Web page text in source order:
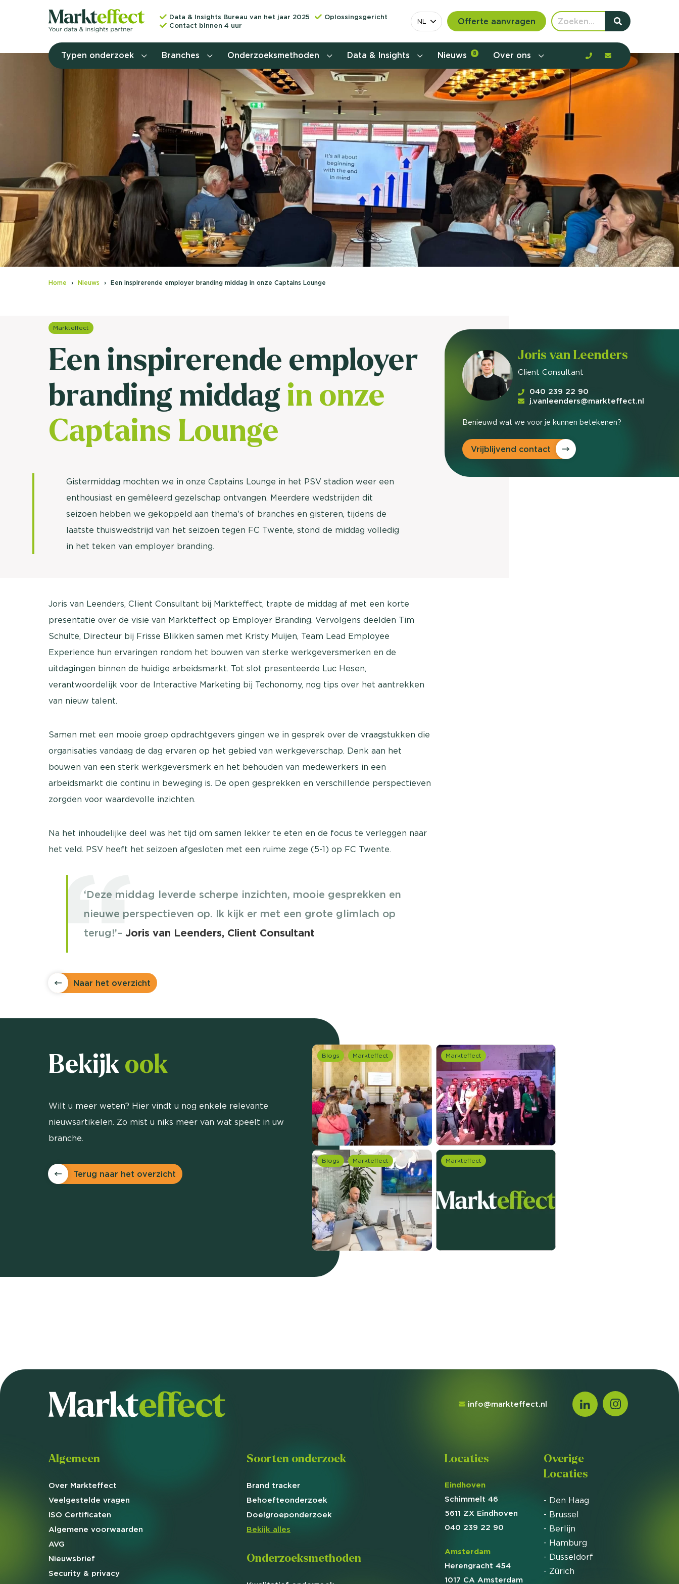
Data & Insights Bureau van het jaar 2025
Oplossingsgericht
Contact binnen 4 uur
NL Offerte aanvragen
Typen onderzoek
Behoefteonderzoek
Customer journey onderzoek
Customer value proposition
Doelgroeponderzoek
Naamsbekendheidonderzoek
Nationaal Studiekeuze
Onderzoek (NSKO)
Usage & attitude onderzoek
UX-onderzoek
Relevantere communicatie en aanbod door de
customer journey, de barrières en gedrag in kaart te
brengen. Benieuwd hoe?
Stefan Klomp
Client Consultant
Branches Onderzoeksmethoden Data & Insights Nieuws 8 Over ons
Home Nieuws Een inspirerende employer branding middag in onze Captains Lounge
Markteffect
Een inspirerende employer
branding middagin onze
Captains Lounge
Gistermiddag mochten we in onze Captains Lounge in het PSV stadion weer een
enthousiast en gemêleerd gezelschap ontvangen. Meerdere wedstrijden dit
seizoen hebben we gekoppeld aan thema's of branches en gisteren, tijdens de
laatste thuiswedstrijd van het seizoen tegen FC Twente, stond de middag volledig
in het teken van employer branding.
Joris van Leenders, Client Consultant bij Markteffect, trapte de middag af met een korte
presentatie over de visie van Markteffect op Employer Branding. Vervolgens deelden Tim
Schulte, Directeur bij Frisse Blikken samen met Kristy Muijen, Team Lead Employee
Experience hun ervaringen rondom het bouwen van sterke werkgeversmerken en de
uitdagingen binnen de huidige arbeidsmarkt. Tot slot presenteerde Luc Hesen,
verantwoordelijk voor de Interactive Marketing bij Techonomy, nog tips over het aantrekken
van nieuw talent.
Samen met een mooie groep opdrachtgevers gingen we in gesprek over de vraagstukken die
organisaties vandaag de dag ervaren op het gebied van werkgeverschap. Denk aan het
bouwen van een sterk werkgeversmerk en het behouden van medewerkers in een
arbeidsmarkt die continu in beweging is. De open gesprekken en verschillende perspectieven
zorgden voor waardevolle inzichten.
Na het inhoudelijke deel was het tijd om samen lekker te eten en de focus te verleggen naar
het veld. PSV heeft het seizoen afgesloten met een ruime zege (5-1) op FC Twente.
‘Deze middag leverde scherpe inzichten, mooie gesprekken en
nieuwe perspectieven op. Ik kijk er met een grote glimlach op
terug!’– Joris van Leenders, Client Consultant
Naar het overzicht
Bekijkook
Wilt u meer weten? Hier vindt u nog enkele relevante
nieuwsartikelen. Zo mist u niks meer van wat speelt in uw
branche.
Terug naar het overzicht
Blogs Markteffect Markteffect
Blogs Markteffect Markteffect
Joris van Leenders
Client Consultant
040 239 22 90
j.vanleenders@markteffect.nl
Benieuwd wat we voor je kunnen betekenen?
Vrijblijvend contact
info@markteffect.nl
Algemeen
Over Markteffect
Veelgestelde vragen
ISO Certificaten
Algemene voorwaarden
AVG
Nieuwsbrief
Security & privacy
Soorten onderzoek
Brand tracker
Behoefteonderzoek
Doelgroeponderzoek
Bekijk alles
Onderzoeksmethoden
Locaties
Eindhoven
Schimmelt 46
5611 ZX Eindhoven
040 239 22 90
Amsterdam
Herengracht 454
1017 CA Amsterdam
Overige
Locaties
- Den Haag
- Brussel
- Berlijn
- Hamburg
- Dusseldorf
- Zürich